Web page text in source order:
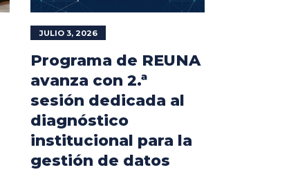
JULIO 3, 2026
Programa de REUNA
avanza con 2.ª
sesión dedicada al
diagnóstico
institucional para la
gestión de datos